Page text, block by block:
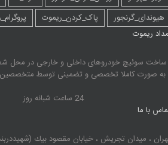
پاک_کردن_ریموت
ریموت
سوئیچ خودروهای داخلی و خارجی در محل
صورت کاملا تخصصی و تضمینی توسط متخصصین
24 ساعت شبانه روز
با ما
، ميدان تجريش ، خيابان مقصود بيك (شهيددربندي)